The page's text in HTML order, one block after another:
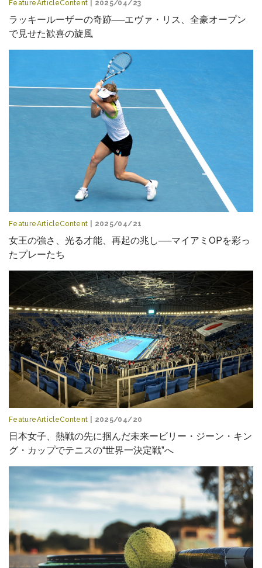
FeatureArticleContent | 2025/04/23
ラッキールーザーの奇跡──エヴァ・リス、全豪オープン
で見せた歓喜の旋風
FeatureArticleContent | 2025/04/21
女王の強さ、光る才能、再起の兆し──マイアミOPを彩っ
たプレーたち
FeatureArticleContent | 2025/04/20
日本女子、熱戦の先に掴んだ未来ービリー・ジーン・キン
グ・カップでテニスの“世界一決定戦”へ